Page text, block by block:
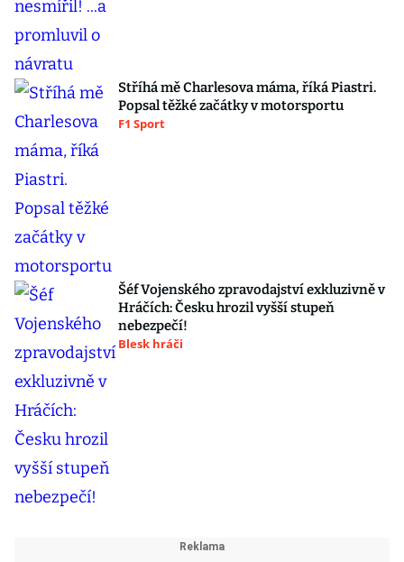
Stříhá mě Charlesova máma, říká Piastri.
Popsal těžké začátky v motorsportu
F1 Sport
Šéf Vojenského zpravodajství exkluzivně v
Hráčích: Česku hrozil vyšší stupeň
nebezpečí!
Blesk hráči